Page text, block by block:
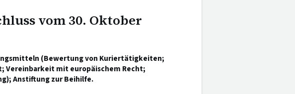
vom 30. Oktober
(Bewertung von Kuriertätigkeiten;
Vereinbarkeit mit europäischem Recht;
Anstiftung zur Beihilfe.